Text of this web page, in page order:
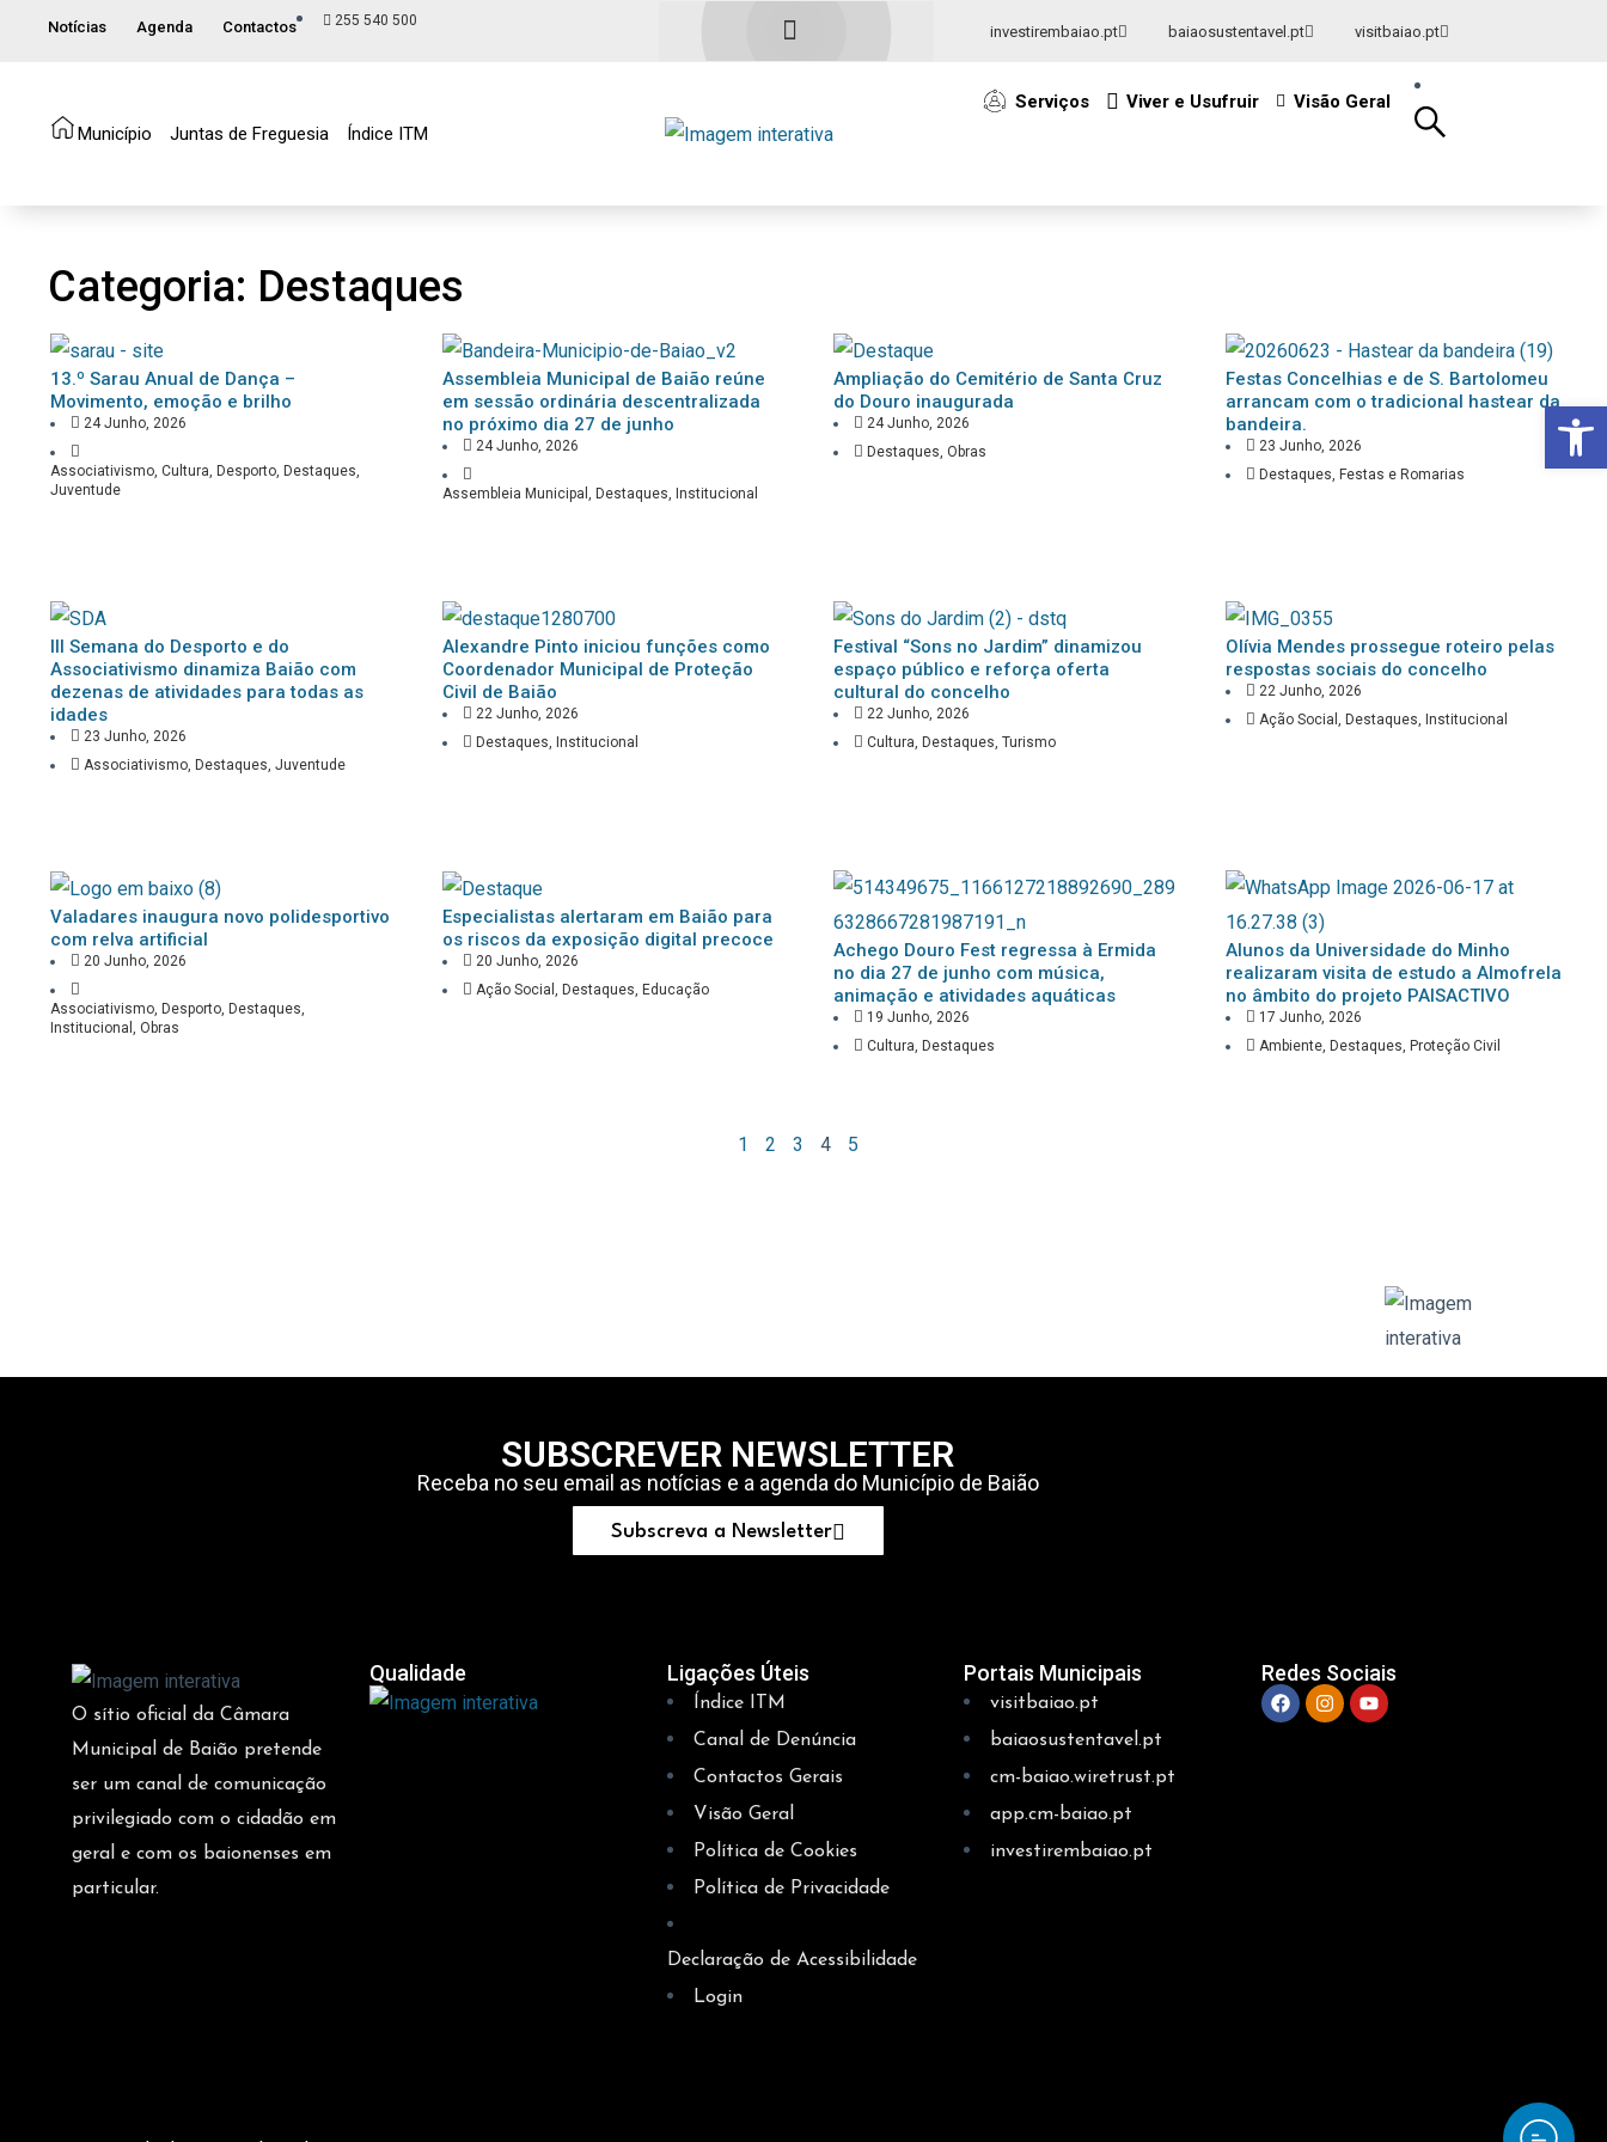
Notícias Agenda Contactos 255 540 500
investirembaiao.pt baiaosustentavel.pt visitbaiao.pt
Município Juntas de Freguesia Índice ITM
Serviços  Viver e Usufruir  Visão Geral
Categoria: Destaques
13.º Sarau Anual de Dança –
Movimento, emoção e brilho
24 Junho, 2026
Associativismo, Cultura, Desporto, Destaques,
Juventude
Assembleia Municipal de Baião reúne
em sessão ordinária descentralizada
no próximo dia 27 de junho
24 Junho, 2026
Assembleia Municipal , Destaques, Institucional
Ampliação do Cemitério de Santa Cruz
do Douro inaugurada
24 Junho, 2026
Destaques, Obras
Festas Concelhias e de S. Bartolomeu
arrancam com o tradicional hastear da
bandeira.
23 Junho, 2026
Destaques, Festas e Romarias
III Semana do Desporto e do
Associativismo dinamiza Baião com
dezenas de atividades para todas as
idades
23 Junho, 2026
Associativismo Destaques Juventude
Alexandre Pinto iniciou funções como
Coordenador Municipal de Proteção
Civil de Baião
22 Junho, 2026
Destaques Institucional
Festival “Sons no Jardim” dinamizou
espaço público e reforça oferta
cultural do concelho
22 Junho, 2026
Cultura Destaques Turismo
Olívia Mendes prossegue roteiro pelas
respostas sociais do concelho
22 Junho, 2026
Ação Social
Destaques Institucional
Valadares inaugura novo polidesportivo
com relva artificial
20 Junho, 2026
Associativismo Desporto Destaques
Institucional
Obras
Especialistas alertaram em Baião para
os riscos da exposição digital precoce
20 Junho, 2026
Ação Social
Destaques Educação
Achego Douro Fest regressa à Ermida
no dia 27 de junho com música,
animação e atividades aquáticas
19 Junho, 2026
Cultura Destaques
Alunos da Universidade do Minho
realizaram visita de estudo a Almofrela
no âmbito do projeto PAISACTIVO
17 Junho, 2026
Ambiente, Destaques Proteção Civil
1 2 3 4 5
SUBSCREVER NEWSLETTER
Receba no seu email as notícias e a agenda do Município de Baião
Subscreva a Newsletter
O sítio oficial da Câmara
Municipal de Baião pretende
ser um canal de comunicação
privilegiado com o cidadão em
geral e com os baionenses em
particular.
Qualidade Ligações Úteis
Índice ITM
Canal de Denúncia
Contactos Gerais
Visão Geral
Política de Cookies
Política de Privacidade
Declaração de Acessibilidade
Login
Portais Municipais
visitbaiao.pt
baiaosustentavel.pt
cm-baiao.wiretrust.pt
app.cm-baiao.pt
investirembaiao.pt
Redes Sociais